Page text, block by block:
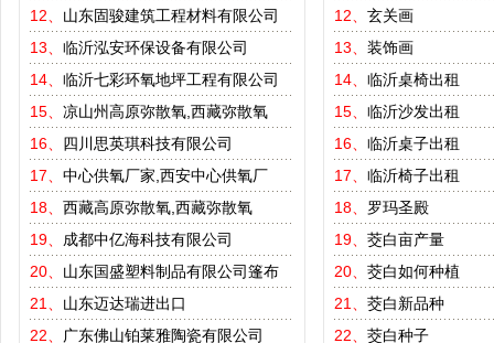
12、 山东固骏建筑工程材料有限公司
13、 临沂泓安环保设备有限公司
14、 临沂七彩环氧地坪工程有限公司
15、 凉山州高原弥散氧,西藏弥散氧
16、 四川思英琪科技有限公司
17、 中心供氧厂家,西安中心供氧厂
18、 西藏高原弥散氧,西藏弥散氧
19、 成都中亿海科技有限公司
20、 山东国盛塑料制品有限公司篷布
21、 山东迈达瑞进出口
22、
广东佛山铂莱雅陶瓷有限公司
12、 玄关画
13、 装饰画
14、 临沂桌椅出租
15、 临沂沙发出租
16、 临沂桌子出租
17、 临沂椅子出租
18、 罗玛圣殿
19、 茭白亩产量
20、 茭白如何种植
21、 茭白新品种
22、 茭白种子